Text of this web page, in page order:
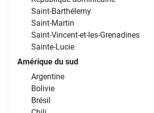
Saint-Barthélemy
Saint-Martin
Saint-Vincent-et-les-Grenadines
Sainte-Lucie
Amérique du sud
Argentine
Bolivie
Brésil